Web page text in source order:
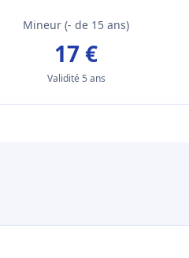
Mineur (- de 15 ans)
17 €
Validité 5 ans